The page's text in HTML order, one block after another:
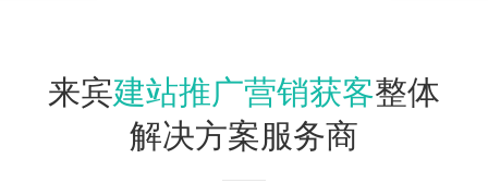
来宾建站推广营销获客整体
解决方案服务商